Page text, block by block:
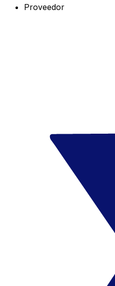
Proveedor